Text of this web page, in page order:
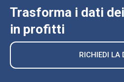
Trasforma i dati
in profitti
RICHIEDI LA